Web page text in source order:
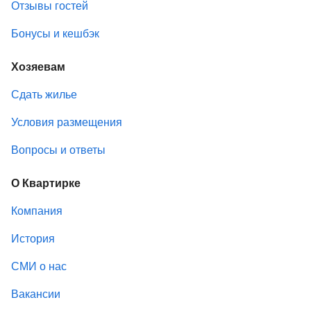
Отзывы гостей
Бонусы и кешбэк
Хозяевам
Сдать жилье
Условия размещения
Вопросы и ответы
О Квартирке
Компания
История
СМИ о нас
Вакансии